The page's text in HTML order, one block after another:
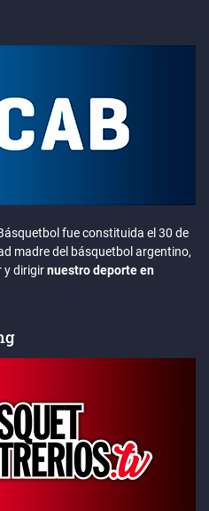
fue constituida el 30 de
madre del básquetbol argentino,
y dirigirnuestro deporte en